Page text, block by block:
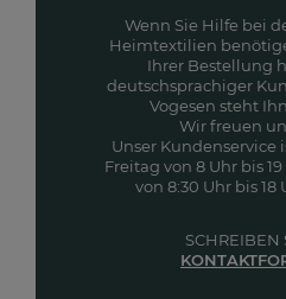
Wenn Sie Hilfe bei
Heimtextilien
Ihrer Bestellung
deutschsprachiger
Vogesen steht
Wir freuen
Unser Kundenservice
Freitag von 8 Uhr bis
von 8:30 Uhr bis 18
SCHREIBEN